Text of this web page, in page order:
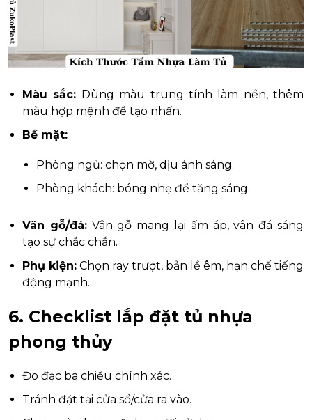
Màu sắc: Dùng màu trung tính làm nền, thêm
màu hợp mệnh để tạo nhấn.
Bề mặt:
Phòng ngủ: chọn mờ, dịu ánh sáng.
Phòng khách: bóng nhẹ để tăng sáng.
Vân gỗ/đá:Vân gỗ mang lại ấm áp, vân đá sáng
tạo sự chắc chắn.
Phụ kiện: Chọn ray trượt, bản lề êm, hạn chế tiếng
động mạnh.
6. Checklist lắp đặt tủ nhựa
phong thủy
Đo đạc ba chiều chính xác.
Tránh đặt tại cửa sổ/cửa ra vào.